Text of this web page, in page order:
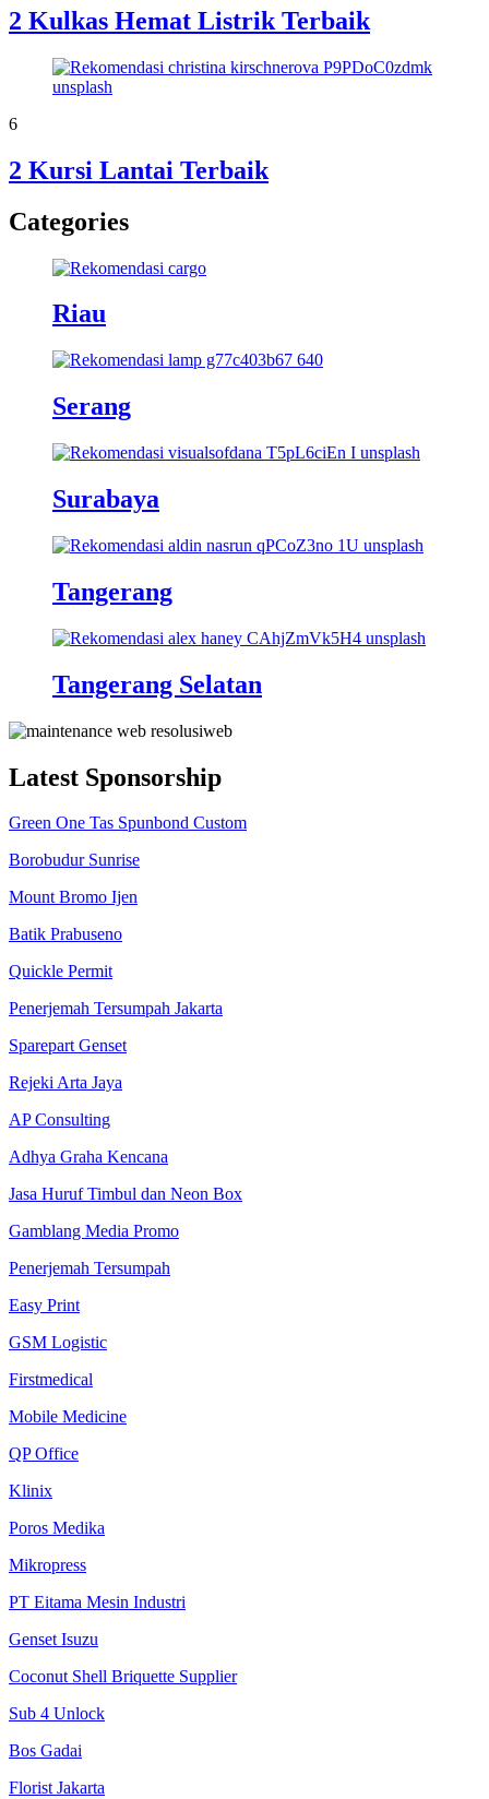
2 Kulkas Hemat Listrik Terbaik
6
2 Kursi Lantai Terbaik
Categories
Riau
Serang
Surabaya
Tangerang
Tangerang Selatan
Latest Sponsorship
Green One Tas Spunbond Custom
Borobudur Sunrise
Mount Bromo Ijen
Batik Prabuseno
Quickle Permit
Penerjemah Tersumpah Jakarta
Sparepart Genset
Rejeki Arta Jaya
AP Consulting
Adhya Graha Kencana
Jasa Huruf Timbul dan Neon Box
Gamblang Media Promo
Penerjemah Tersumpah
Easy Print
GSM Logistic
Firstmedical
Mobile Medicine
QP Office
Klinix
Poros Medika
Mikropress
PT Eitama Mesin Industri
Genset Isuzu
Coconut Shell Briquette Supplier
Sub 4 Unlock
Bos Gadai
Florist Jakarta